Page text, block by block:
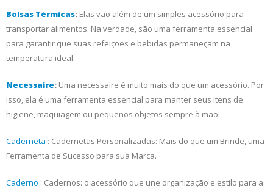
Bolsas Térmicas: Elas vão além de um simples acessório para
transportar alimentos. Na verdade, são uma ferramenta essencial
para garantir que suas refeições e bebidas permaneçam na
temperatura ideal.
Necessaire: Uma necessaire é muito mais do que um acessório. Por
isso, ela é uma ferramenta essencial para manter seus itens de
higiene, maquiagem ou pequenos objetos sempre à mão.
Caderneta : Cadernetas Personalizadas: Mais do que um Brinde, uma
Ferramenta de Sucesso para sua Marca.
Caderno : Cadernos: o acessório que une organização e estilo para a